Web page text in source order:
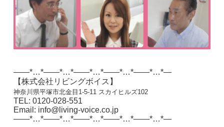
——*…*——*…*——*…*——*…*——*…*—
【株式会社リビングボイス】
神奈川県平塚市北金目1-5-11 スカイヒルズ102
TEL: 0120-028-551
Email: info@living-voice.co.jp
——*…*——*…*——*…*——*…*——*…*—